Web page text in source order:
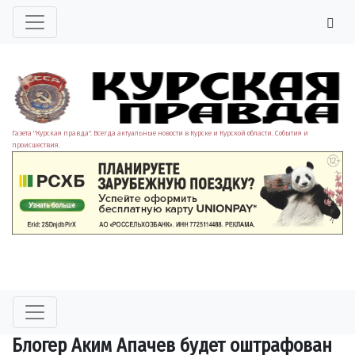
Газета "Курская правда". Всегда актуальные новости в Курске и Курской области. События и
происшествия.
Блогер Аким Апачев будет оштрафован